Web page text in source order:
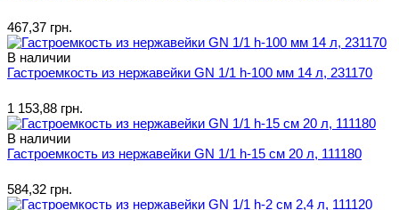
467,37 грн.
В наличии
Гастроемкость из нержавейки GN 1/1 h-100 мм 14 л, 231170
1 153,88 грн.
В наличии
Гастроемкость из нержавейки GN 1/1 h-15 см 20 л, 111180
584,32 грн.